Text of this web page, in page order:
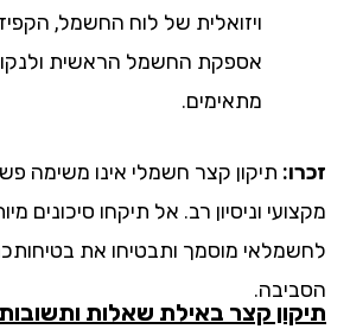
ויזואלית של לוח החשמל, הקפידו
אספקת החשמל הראשית ולנקוט
מתאימים.
תיקון קצר חשמלי אינו משימה פשוטה
וניסיון רב. אל תיקחו סיכונים
מוסמך ותבטיחו את בטיחותכם
קצר באילת שאלות ותשובות